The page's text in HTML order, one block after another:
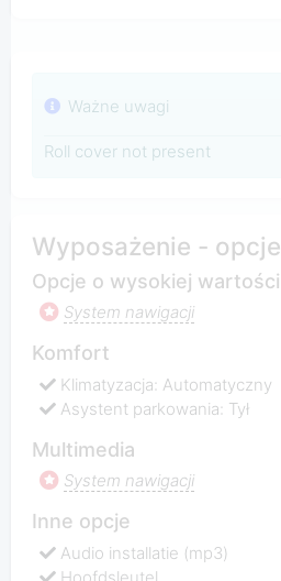
Ważne uwagi
Roll cover not present
Wyposażenie - opcje
Opcje o wysokiej wartości
System nawigacji
Komfort
Klimatyzacja: Automatyczny
Asystent parkowania: Tył
Multimedia
System nawigacji
Inne opcje
Audio installatie (mp3)